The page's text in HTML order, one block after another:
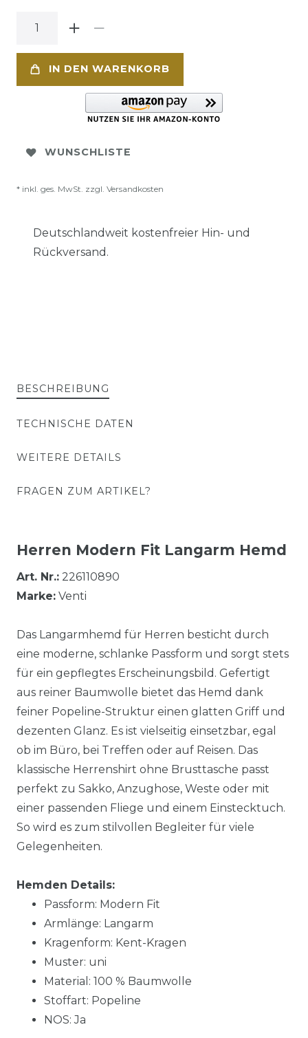
IN DEN WARENKORB
WUNSCHLISTE
* inkl. ges. MwSt. zzgl. Versandkosten
Deutschlandweit kostenfreier Hin- und
Rückversand.
BESCHREIBUNG
TECHNISCHE DATEN
WEITERE DETAILS
FRAGEN ZUM ARTIKEL?
Herren Modern Fit Langarm Hemd
Art. Nr.: 226110890
Marke: Venti
Das Langarmhemd für Herren besticht durch
eine moderne, schlanke Passform und sorgt stets
für ein gepflegtes Erscheinungsbild. Gefertigt
aus reiner Baumwolle bietet das Hemd dank
feiner Popeline-Struktur einen glatten Griff und
dezenten Glanz. Es ist vielseitig einsetzbar, egal
ob im Büro, bei Treffen oder auf Reisen. Das
klassische Herrenshirt ohne Brusttasche passt
perfekt zu Sakko, Anzughose, Weste oder mit
einer passenden Fliege und einem Einstecktuch.
So wird es zum stilvollen Begleiter für viele
Gelegenheiten.
Hemden Details:
Passform: Modern Fit
Armlänge: Langarm
Kragenform: Kent-Kragen
Muster: uni
Material: 100 % Baumwolle
Stoffart: Popeline
NOS: Ja